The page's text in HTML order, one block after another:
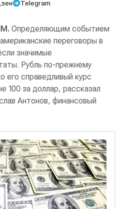
Telegram
Определяющим событием
переговоры в
значимые
Рубль по-прежнему
его справедливый курс
100 за доллар, рассказал
Антонов, финансовый